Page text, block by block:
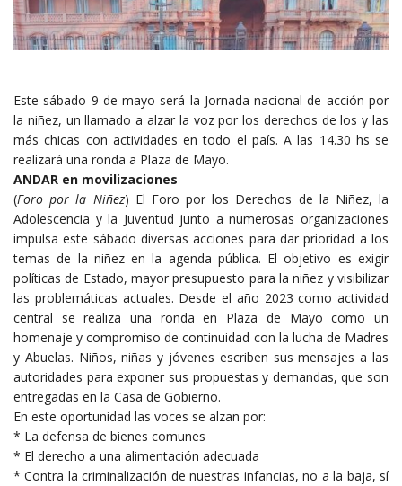
Este sábado 9 de mayo será la Jornada nacional de acción por
la niñez, un llamado a alzar la voz por los derechos de los y las
más chicas con actividades en todo el país. A las 14.30 hs se
realizará una ronda a Plaza de Mayo.
ANDAR en movilizaciones
(Foro por la Niñez) El Foro por los Derechos de la Niñez, la
Adolescencia y la Juventud junto a numerosas organizaciones
impulsa este sábado diversas acciones para dar prioridad a los
temas de la niñez en la agenda pública. El objetivo es exigir
políticas de Estado, mayor presupuesto para la niñez y visibilizar
las problemáticas actuales. Desde el año 2023 como actividad
central se realiza una ronda en Plaza de Mayo como un
homenaje y compromiso de continuidad con la lucha de Madres
y Abuelas. Niños, niñas y jóvenes escriben sus mensajes a las
autoridades para exponer sus propuestas y demandas, que son
entregadas en la Casa de Gobierno.
En este oportunidad las voces se alzan por:
* La defensa de bienes comunes
* El derecho a una alimentación adecuada
* Contra la criminalización de nuestras infancias, no a la baja, sí